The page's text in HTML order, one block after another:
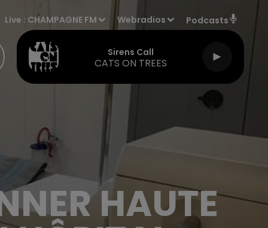
Live : CHAMPAGNE FM Webradios Podcasts
Sirens Call
CATS ON TREES
HAUTE